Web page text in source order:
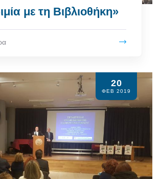
με τη Βιβλιοθήκη»
20
ΦΕΒ 2019